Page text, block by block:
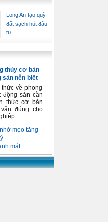
Long An tạo quỹ
đất sạch hút đầu
tư
thủy cơ bản
sản nên biết
thức về phong
động sản cần
thức cơ bản
đúng cho
mẹo tăng
mát